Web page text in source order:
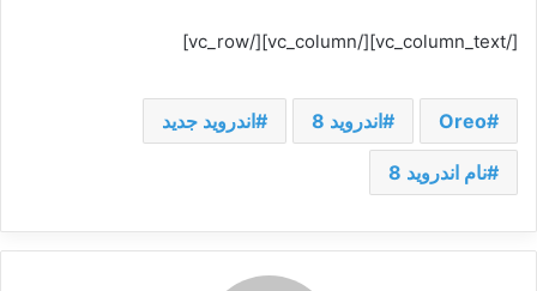
[/vc_column_text][/vc_column][/vc_row]
Oreo اندروید 8 اندروید جدید
نام اندروید 8